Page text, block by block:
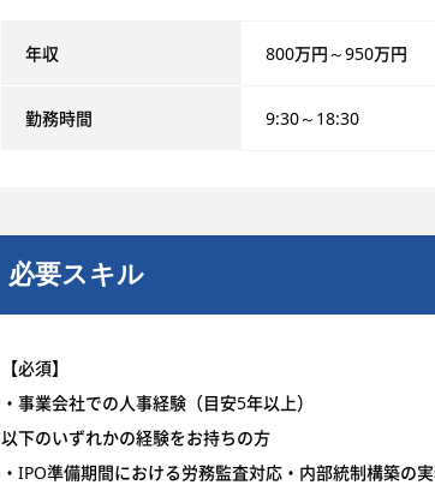
年収 800万円～950万円
勤務時間 9:30～18:30
必要スキル
【必須】
・事業会社での人事経験（目安5年以上）
以下のいずれかの経験をお持ちの方
・IPO準備期間における労務監査対応・内部統制構築の